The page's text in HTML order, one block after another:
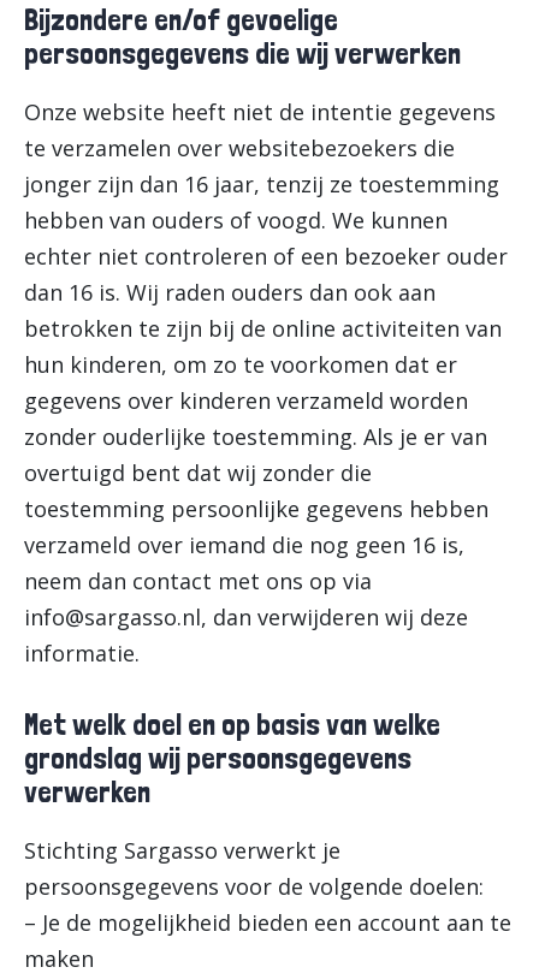
Bijzondere en/of gevoelige
persoonsgegevens die wij verwerken
Onze website heeft niet de intentie gegevens
te verzamelen over websitebezoekers die
jonger zijn dan 16 jaar, tenzij ze toestemming
hebben van ouders of voogd. We kunnen
echter niet controleren of een bezoeker ouder
dan 16 is. Wij raden ouders dan ook aan
betrokken te zijn bij de online activiteiten van
hun kinderen, om zo te voorkomen dat er
gegevens over kinderen verzameld worden
zonder ouderlijke toestemming. Als je er van
overtuigd bent dat wij zonder die
toestemming persoonlijke gegevens hebben
verzameld over iemand die nog geen 16 is,
neem dan contact met ons op via
info@sargasso.nl, dan verwijderen wij deze
informatie.
Met welk doel en op basis van welke
grondslag wij persoonsgegevens
verwerken
Stichting Sargasso verwerkt je
persoonsgegevens voor de volgende doelen:
– Je de mogelijkheid bieden een account aan te
maken